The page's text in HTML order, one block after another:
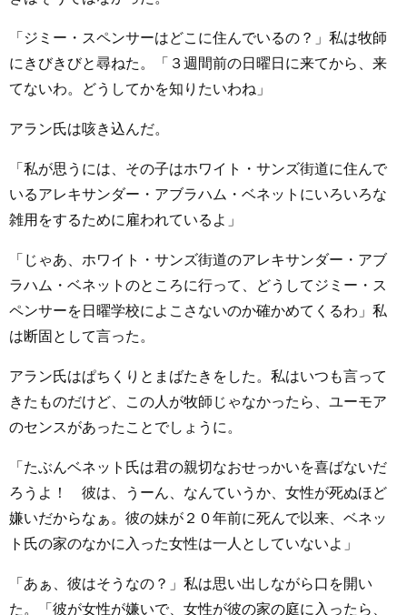
「ジミー・スペンサーはどこに住んでいるの？」私は牧師
にきびきびと尋ねた。「３週間前の日曜日に来てから、来
てないわ。どうしてかを知りたいわね」
アラン氏は咳き込んだ。
「私が思うには、その子はホワイト・サンズ街道に住んで
いるアレキサンダー・アブラハム・ベネットにいろいろな
雑用をするために雇われているよ」
「じゃあ、ホワイト・サンズ街道のアレキサンダー・アブ
ラハム・ベネットのところに行って、どうしてジミー・ス
ペンサーを日曜学校によこさないのか確かめてくるわ」私
は断固として言った。
アラン氏はぱちくりとまばたきをした。私はいつも言って
きたものだけど、この人が牧師じゃなかったら、ユーモア
のセンスがあったことでしょうに。
「たぶんベネット氏は君の親切なおせっかいを喜ばないだ
ろうよ！ 彼は、うーん、なんていうか、女性が死ぬほど
嫌いだからなぁ。彼の妹が２０年前に死んで以来、ベネッ
ト氏の家のなかに入った女性は一人としていないよ」
「あぁ、彼はそうなの？」私は思い出しながら口を開い
た。「彼が女性が嫌いで、女性が彼の家の庭に入ったら、